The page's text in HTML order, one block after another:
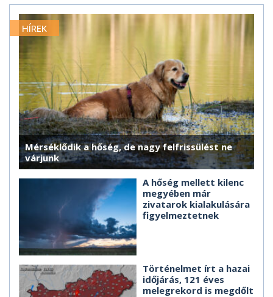
HÍREK
Mérséklődik a hőség, de nagy felfrissülést ne
várjunk
A hőség mellett kilenc
megyében már
zivatarok kialakulására
figyelmeztetnek
Történelmet írt a hazai
időjárás, 121 éves
melegrekord is megdőlt